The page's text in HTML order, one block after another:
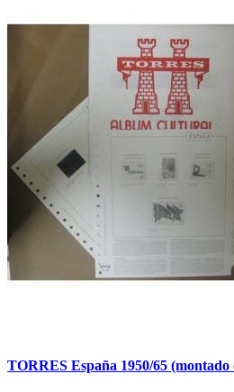
TORRES España 1950/65 (montado